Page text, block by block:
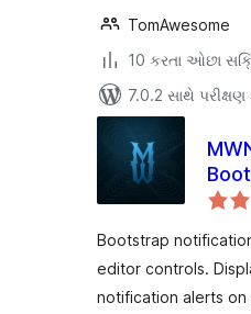
TomAwesome
10 કરતા ઓછા
7.0.2 સાથે પરીક્ષણ
Bootstrap
editor controls.
notification alerts on